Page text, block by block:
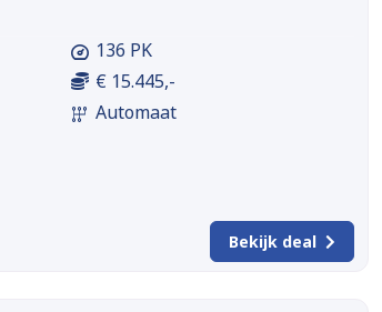
136 PK
€ 15.445,-
Automaat
Bekijk deal